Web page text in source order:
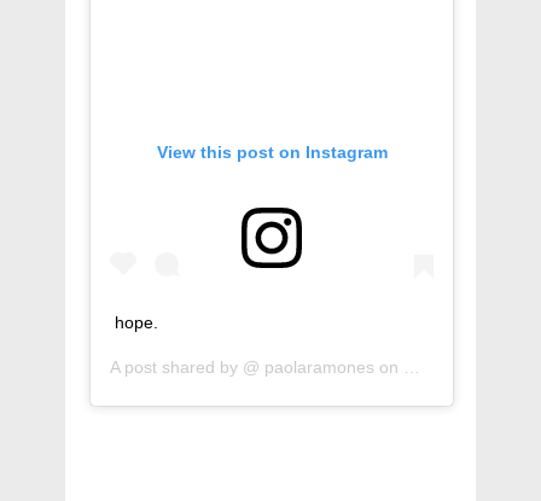
View this post on Instagram
hope.
A post shared by @ paolaramones on Mar 18, 2020 at